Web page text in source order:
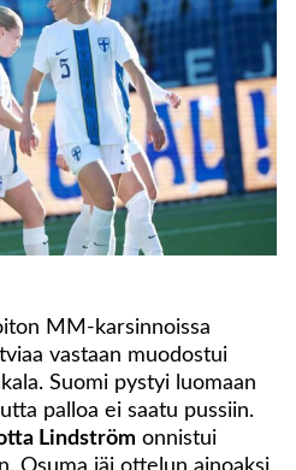
MM-karsinnoissa
vastaan muodostui
Suomi pystyi luomaan
palloa ei saatu pussiin.
Lindström onnistui